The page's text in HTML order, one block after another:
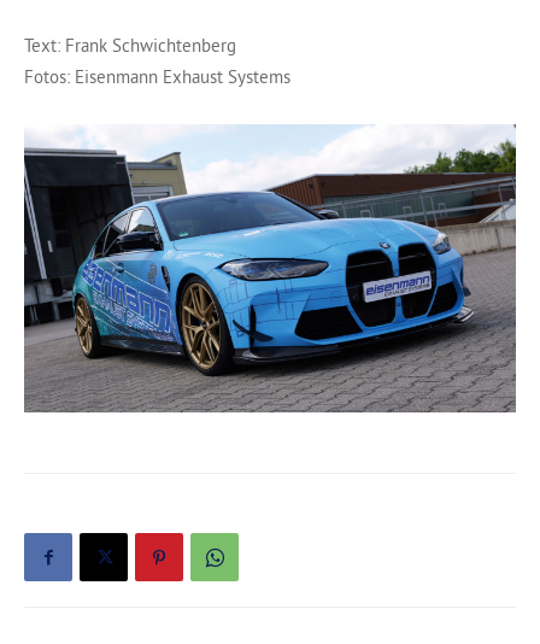
Text: Frank Schwichtenberg
Fotos: Eisenmann Exhaust Systems